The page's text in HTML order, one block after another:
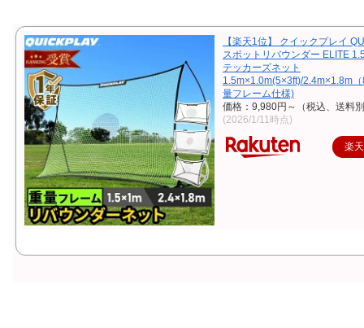
【楽天1位】 クイックプレイ
スポットリバウンダー ELITE
テッカーズネット
1.5m×1.0m(5×3ft)/2.4m×1.8m
量フレーム仕様)
価格：9,980円～（税込、送料
(2026/1/11時点)
楽